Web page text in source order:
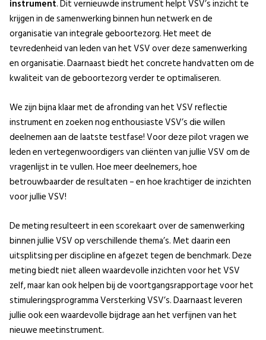
instrument. Dit vernieuwde instrument helpt VSV’s inzicht te
krijgen in de samenwerking binnen hun netwerk en de
organisatie van integrale geboortezorg. Het meet de
tevredenheid van leden van het VSV over deze samenwerking
en organisatie. Daarnaast biedt het concrete handvatten om de
kwaliteit van de geboortezorg verder te optimaliseren.
We zijn bijna klaar met de afronding van het VSV reflectie
instrument en zoeken nog enthousiaste VSV’s die willen
deelnemen aan de laatste testfase! Voor deze pilot vragen we
leden en vertegenwoordigers van cliënten van jullie VSV om de
vragenlijst in te vullen. Hoe meer deelnemers, hoe
betrouwbaarder de resultaten – en hoe krachtiger de inzichten
voor jullie VSV!
De meting resulteert in een scorekaart over de samenwerking
binnen jullie VSV op verschillende thema’s. Met daarin een
uitsplitsing per discipline en afgezet tegen de benchmark. Deze
meting biedt niet alleen waardevolle inzichten voor het VSV
zelf, maar kan ook helpen bij de voortgangsrapportage voor het
stimuleringsprogramma Versterking VSV’s. Daarnaast leveren
jullie ook een waardevolle bijdrage aan het verfijnen van het
nieuwe meetinstrument.